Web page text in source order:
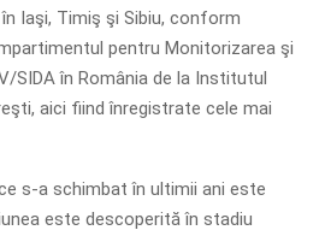
Iaşi, Timiş şi Sibiu, conform
pentru Monitorizarea şi
SIDA în România de la Institutul
aici fiind înregistrate cele mai
s-a schimbat în ultimii ani este
este descoperită în stadiu